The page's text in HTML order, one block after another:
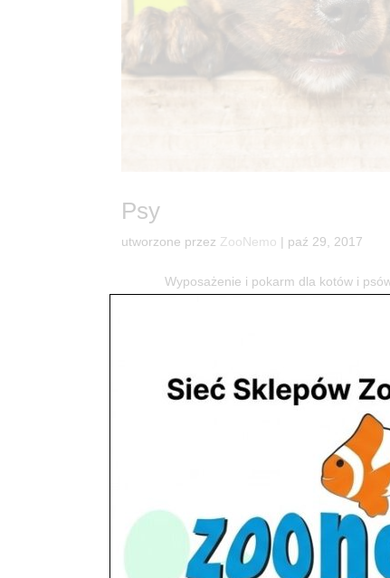
Psy
utworzone przez ZooNemo | paź 29, 2017
Wyposażenie i pokarm dla kotów i psów